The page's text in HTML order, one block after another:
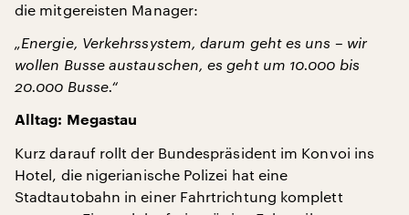
die mitgereisten Manager:
„Energie, Verkehrssystem, darum geht es uns – wir
wollen Busse austauschen, es geht um 10.000 bis
20.000 Busse.“
Alltag: Megastau
Kurz darauf rollt der Bundespräsident im Konvoi ins
Hotel, die nigerianische Polizei hat eine
Stadtautobahn in einer Fahrtrichtung komplett